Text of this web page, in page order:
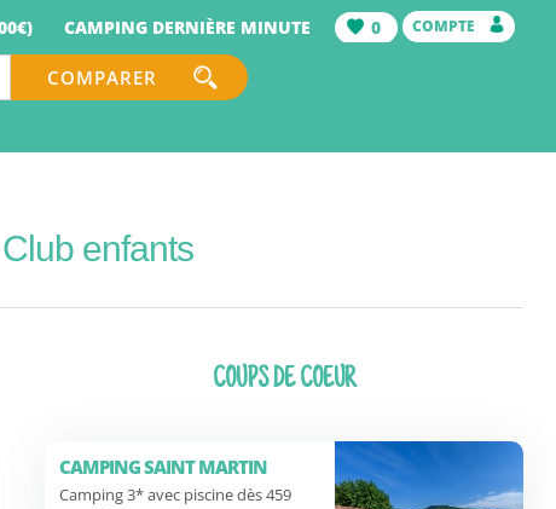
CAMPING DERNIÈRE MINUTE 0 COMPTE
COMPARER
enfants
COUPS DE COEUR
CAMPING SAINT MARTIN
Camping 3* avec piscine dès 459